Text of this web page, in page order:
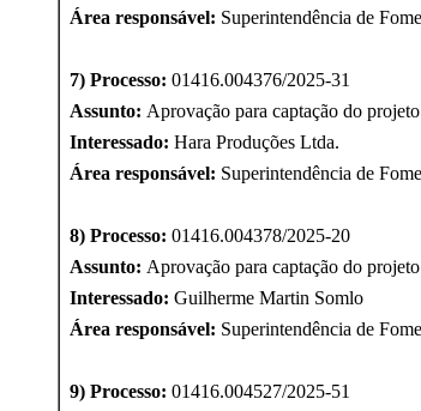
Área responsável: Superintendência de
7) Processo: 01416.004376/2025-31
Assunto: Aprovação para captação do projeto
Interessado: Hara Produções Ltda.
Área responsável: Superintendência de
8) Processo: 01416.004378/2025-20
Assunto: Aprovação para captação do projeto
Interessado: Guilherme Martin Somlo
Área responsável: Superintendência de
9) Processo: 01416.004527/2025-51